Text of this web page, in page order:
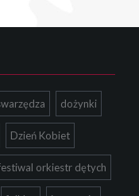
dożynki
Dzień Kobiet
orkiestr dętych